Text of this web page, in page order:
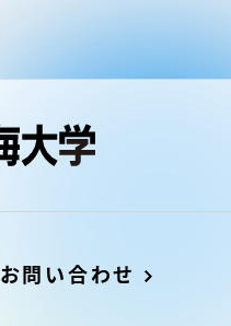
お問い合わせ